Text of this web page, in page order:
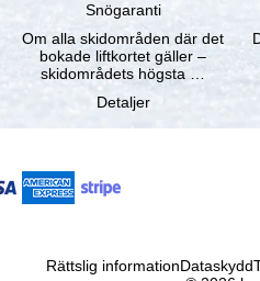
Snögaranti
Om alla skidområden där det
bokade liftkortet gäller –
skidområdets högsta …
Detaljer
Rättslig informationDataskydd